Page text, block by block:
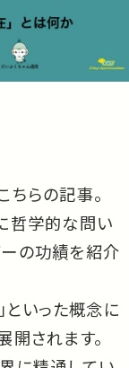
ちらの記事。
哲学的な問い
の功績を紹介
といった概念に
開されます。